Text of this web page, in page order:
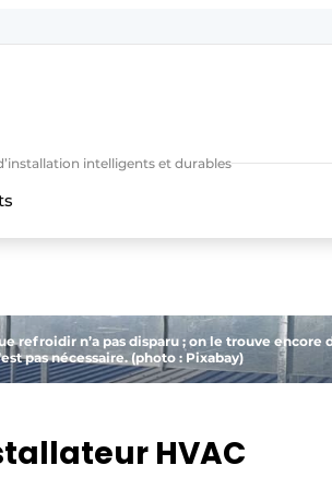
intelligents et durables
refroidir n’a pas disparu ; on le trouve encore
pas nécessaire. (photo : Pixabay)
HVAC